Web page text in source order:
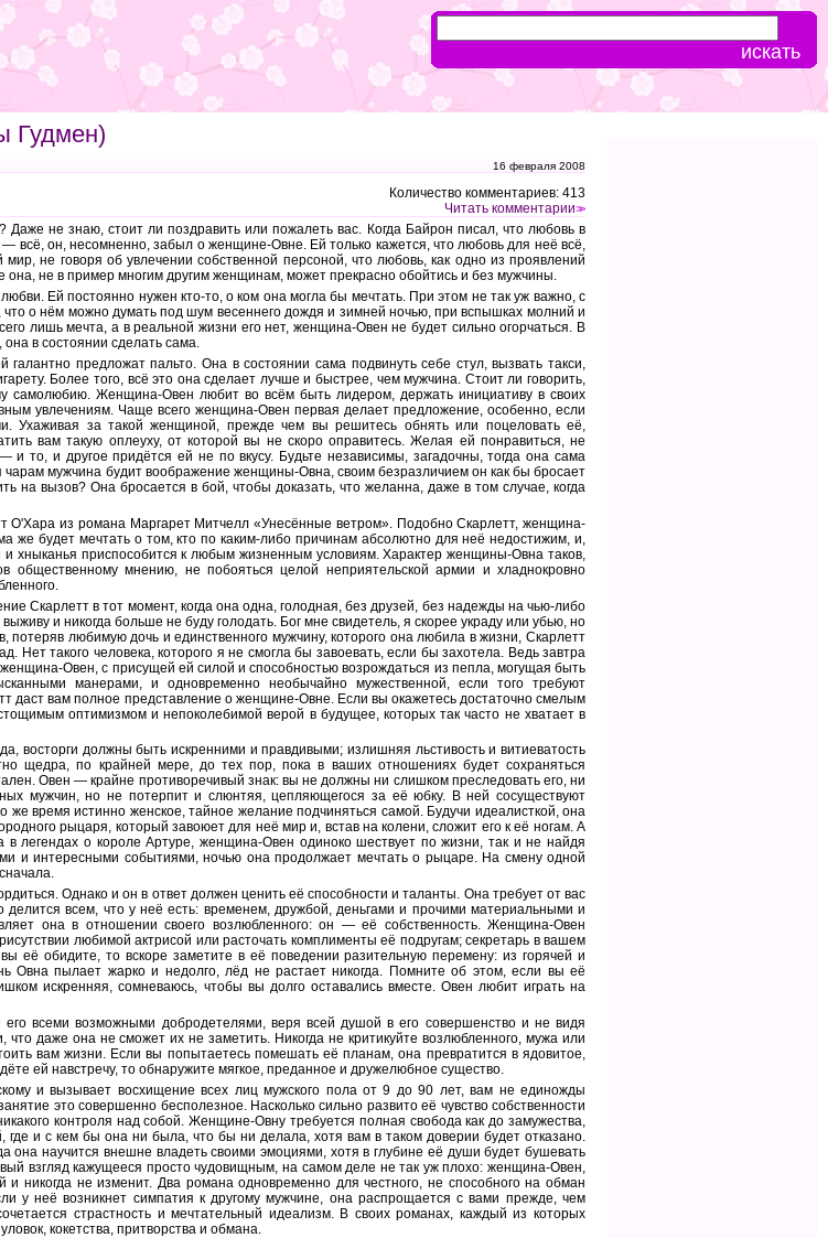
Гудмен)
16 февраля 2008
Количество комментариев: 413
Читать комментарии>>
не знаю, стоит ли поздравить или пожалеть вас. Когда Байрон писал, что любовь в
всё, он, несомненно, забыл о женщине-Овне. Ей только кажется, что любовь для неё всё,
не говоря об увлечении собственной персоной, что любовь, как одно из проявлений
она, не в пример многим другим женщинам, может прекрасно обойтись и без мужчины.
Ей постоянно нужен кто-то, о ком она могла бы мечтать. При этом не так уж важно, с
о нём можно думать под шум весеннего дождя и зимней ночью, при вспышках молний и
лишь мечта, а в реальной жизни его нет, женщина-Овен не будет сильно огорчаться. В
в состоянии сделать сама.
предложат пальто. Она в состоянии сама подвинуть себе стул, вызвать такси,
Более того, всё это она сделает лучше и быстрее, чем мужчина. Стоит ли говорить,
самолюбию. Женщина-Овен любит во всём быть лидером, держать инициативу в своих
увлечениям. Чаще всего женщина-Овен первая делает предложение, особенно, если
Ухаживая за такой женщиной, прежде чем вы решитесь обнять или поцеловать её,
вам такую оплеуху, от которой вы не скоро оправитесь. Желая ей понравиться, не
то, и другое придётся ей не по вкусу. Будьте независимы, загадочны, тогда она сама
мужчина будит воображение женщины-Овна, своим безразличием он как бы бросает
на вызов? Она бросается в бой, чтобы доказать, что желанна, даже в том случае, когда
О'Хара из романа Маргарет Митчелл «Унесённые ветром». Подобно Скарлетт, женщина-
же будет мечтать о том, кто по каким-либо причинам абсолютно для неё недостижим, и,
и хныканья приспособится к любым жизненным условиям. Характер женщины-Овна таков,
общественному мнению, не побояться целой неприятельской армии и хладнокровно
Скарлетт в тот момент, когда она одна, голодная, без друзей, без надежды на чью-либо
и никогда больше не буду голодать. Бог мне свидетель, я скорее украду или убью, но
потеряв любимую дочь и единственного мужчину, которого она любила в жизни, Скарлетт
Нет такого человека, которого я не смогла бы завоевать, если бы захотела. Ведь завтра
Овен, с присущей ей силой и способностью возрождаться из пепла, могущая быть
манерами, и одновременно необычайно мужественной, если того требуют
даст вам полное представление о женщине-Овне. Если вы окажетесь достаточно смелым
оптимизмом и непоколебимой верой в будущее, которых так часто не хватает в
восторги должны быть искренними и правдивыми; излишняя льстивость и витиеватость
щедра, по крайней мере, до тех пор, пока в ваших отношениях будет сохраняться
Овен — крайне противоречивый знак: вы не должны ни слишком преследовать его, ни
мужчин, но не потерпит и слюнтяя, цепляющегося за её юбку. В ней сосуществуют
же время истинно женское, тайное желание подчиняться самой. Будучи идеалисткой, она
рыцаря, который завоюет для неё мир и, встав на колени, сложит его к её ногам. А
в легендах о короле Артуре, женщина-Овен одиноко шествует по жизни, так и не найдя
и интересными событиями, ночью она продолжает мечтать о рыцаре. На смену одной
Однако и он в ответ должен ценить её способности и таланты. Она требует от вас
всем, что у неё есть: временем, дружбой, деньгами и прочими материальными и
она в отношении своего возлюбленного: он — её собственность. Женщина-Овен
любимой актрисой или расточать комплименты её подругам; секретарь в вашем
её обидите, то вскоре заметите в её поведении разительную перемену: из горячей и
Овна пылает жарко и недолго, лёд не растает никогда. Помните об этом, если вы её
искренняя, сомневаюсь, чтобы вы долго оставались вместе. Овен любит играть на
всеми возможными добродетелями, веря всей душой в его совершенство и не видя
что даже она не сможет их не заметить. Никогда не критикуйте возлюбленного, мужа или
вам жизни. Если вы попытаетесь помешать её планам, она превратится в ядовитое,
ей навстречу, то обнаружите мягкое, преданное и дружелюбное существо.
и вызывает восхищение всех лиц мужского пола от 9 до 90 лет, вам не единожды
это совершенно бесполезное. Насколько сильно развито её чувство собственности
контроля над собой. Женщине-Овну требуется полная свобода как до замужества,
и с кем бы она ни была, что бы ни делала, хотя вам в таком доверии будет отказано.
она научится внешне владеть своими эмоциями, хотя в глубине её души будет бушевать
взгляд кажущееся просто чудовищным, на самом деле не так уж плохо: женщина-Овен,
никогда не изменит. Два романа одновременно для честного, не способного на обман
неё возникнет симпатия к другому мужчине, она распрощается с вами прежде, чем
страстность и мечтательный идеализм. В своих романах, каждый из которых
кокетства, притворства и обмана.